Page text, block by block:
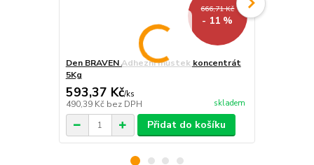
666,71 Kč
- 11 %
Den BRAVEN Adhezní můstek koncentrát
5Kg
593,37 Kč/ks
490,39 Kč bez DPH skladem
Přidat do košíku